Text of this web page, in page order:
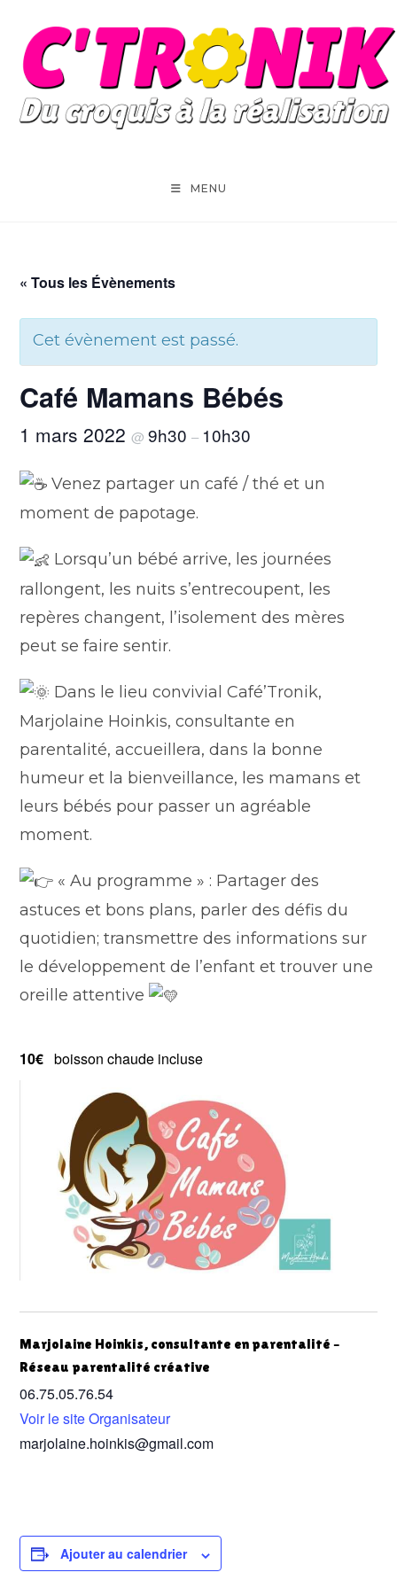
content
MENU
« Tous les Évènements
Cet évènement est passé.
Café Mamans Bébés
1 mars 2022@9h30– 10h30
Venez partager un café / thé et un
moment de papotage.
Lorsqu’un bébé arrive, les journées
rallongent, les nuits s’entrecoupent, les
repères changent, l’isolement des mères
peut se faire sentir.
Dans le lieu convivial Café’Tronik,
Marjolaine Hoinkis, consultante en
parentalité, accueillera, dans la bonne
humeur et la bienveillance, les mamans et
leurs bébés pour passer un agréable
moment.
« Au programme » : Partager des
astuces et bons plans, parler des défis du
quotidien; transmettre des informations sur
le développement de l’enfant et trouver une
oreille attentive
10€ boisson chaude incluse
Marjolaine Hoinkis, consultante en parentalité –
Réseau parentalité créative
06.75.05.76.54
Voir le site Organisateur
marjolaine.hoinkis@gmail.com
Ajouter au calendrier